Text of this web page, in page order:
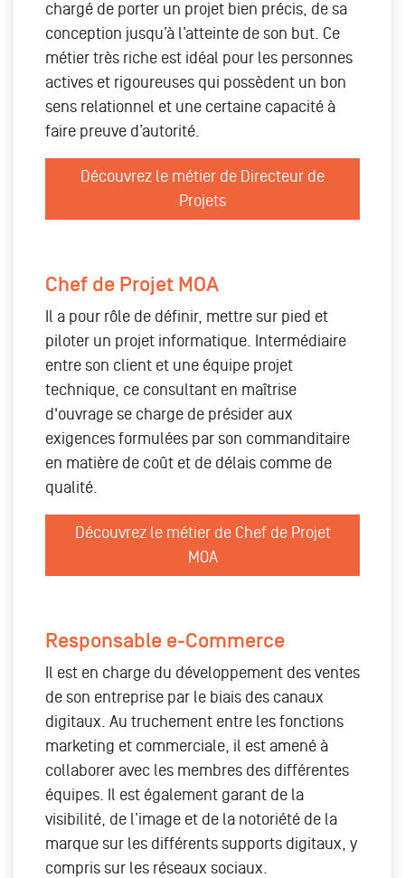
chargé de porter un projet bien précis, de sa
conception jusqu’à l’atteinte de son but. Ce
métier très riche est idéal pour les personnes
actives et rigoureuses qui possèdent un bon
sens relationnel et une certaine capacité à
faire preuve d’autorité.
Découvrez le métier de Directeur de
Projets
Chef de Projet MOA
Il a pour rôle de définir, mettre sur pied et
piloter un projet informatique. Intermédiaire
entre son client et une équipe projet
technique, ce consultant en maîtrise
d'ouvrage se charge de présider aux
exigences formulées par son commanditaire
en matière de coût et de délais comme de
qualité.
Découvrez le métier de Chef de Projet
MOA
Responsable e-Commerce
Il est en charge du développement des ventes
de son entreprise par le biais des canaux
digitaux. Au truchement entre les fonctions
marketing et commerciale, il est amené à
collaborer avec les membres des différentes
équipes. Il est également garant de la
visibilité, de l’image et de la notoriété de la
marque sur les différents supports digitaux, y
compris sur les réseaux sociaux.